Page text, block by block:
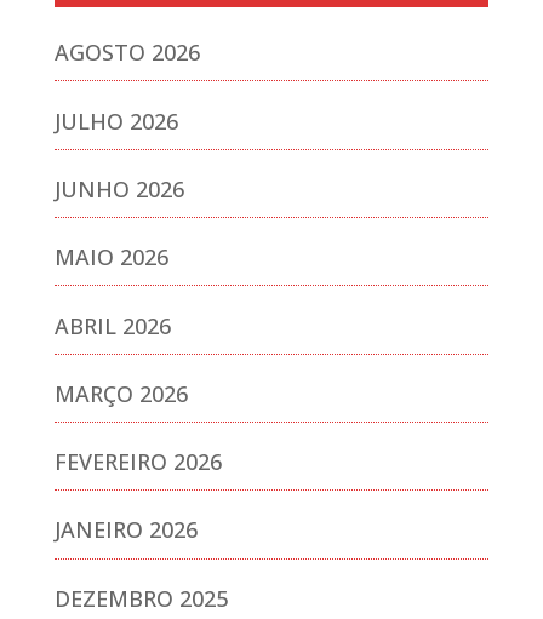
AGOSTO 2026
JULHO 2026
JUNHO 2026
MAIO 2026
ABRIL 2026
MARÇO 2026
FEVEREIRO 2026
JANEIRO 2026
DEZEMBRO 2025